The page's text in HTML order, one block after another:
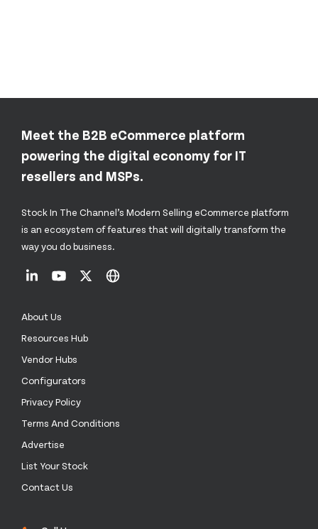
Meet the B2B eCommerce platform
powering the digital economy for IT
resellers and MSPs.
Stock In The Channel’s Modern Selling eCommerce platform
is an ecosystem of features that will digitally transform the
way you do business.
About Us
Resources Hub
Vendor Hubs
Configurators
Privacy Policy
Terms And Conditions
Advertise
List Your Stock
Contact Us